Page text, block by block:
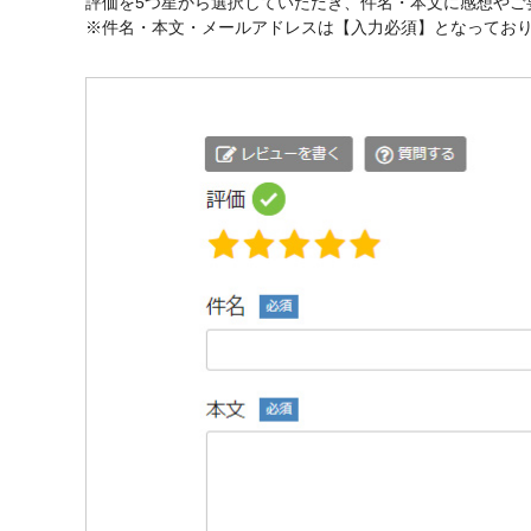
※件名・本文・メールアドレスは【入力必須】となってお